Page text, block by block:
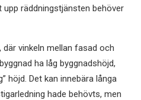
räddningstjänsten behöver
vinkeln mellan fasad och
ha låg byggnadshöjd,
höjd. Det kan innebära långa
hade behövts, men